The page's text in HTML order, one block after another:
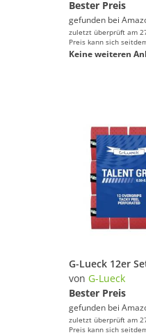
Bester Preis
gefunden bei
zuletzt überprüft am
Preis kann sich
Keine weiteren
von G-Lueck
Bester Preis
gefunden bei
zuletzt überprüft am
Preis kann sich